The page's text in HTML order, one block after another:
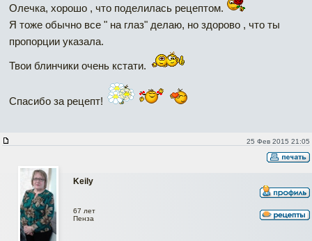
Олечка, хорошо , что поделилась рецептом.
Я тоже обычно все " на глаз" делаю, но здорово , что ты
пропорции указала.
Твои блинчики очень кстати.
Спасибо за рецепт!
25 Фев 2015 21:05
Keily
67 лет
Пенза